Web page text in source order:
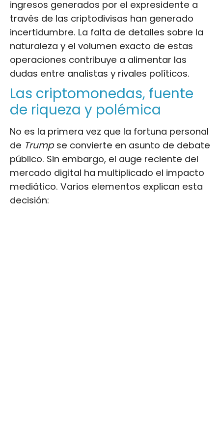
ingresos generados por el expresidente a
través de las criptodivisas han generado
incertidumbre. La falta de detalles sobre la
naturaleza y el volumen exacto de estas
operaciones contribuye a alimentar las
dudas entre analistas y rivales políticos.
Las criptomonedas, fuente
de riqueza y polémica
No es la primera vez que la fortuna personal
de Trumpse convierte en asunto de debate
público. Sin embargo, el auge reciente del
mercado digital ha multiplicado el impacto
mediático. Varios elementos explican esta
decisión: